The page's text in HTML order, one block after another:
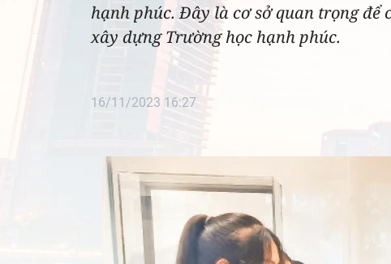
hạnh phúc. Đây là cơ sở quan trọng
xây dựng Trường học hạnh phúc.
16/11/2023 16:27